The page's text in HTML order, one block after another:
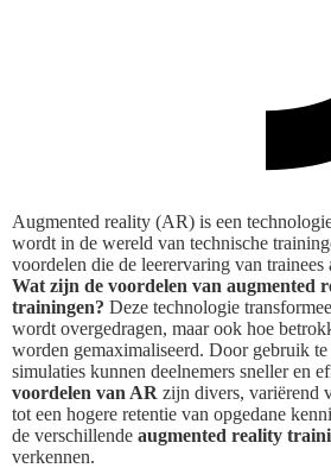
Augmented reality (AR) is een
wordt in de wereld van technische
voordelen die de leerervaring van
Wat zijn de voordelen van augmented
trainingen? Deze technologie
wordt overgedragen, maar ook hoe
worden gemaximaliseerd. Door gebruik
simulaties kunnen deelnemers sneller en
voordelen van AR zijn divers, variërend
tot een hogere retentie van opgedane
de verschillende augmented reality
verkennen.